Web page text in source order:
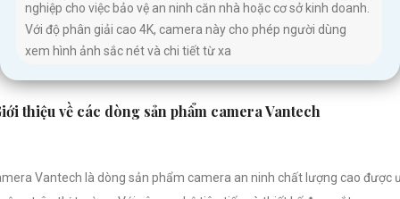
nghiệp cho việc bảo vệ an ninh căn nhà hoặc cơ sở kinh doanh.
Với độ phân giải cao 4K, camera này cho phép người dùng
xem hình ảnh sắc nét và chi tiết từ xa
thiệu về các dòng sản phẩm camera Vantech
Vantech là dòng sản phẩm camera an ninh chất lượng cao được